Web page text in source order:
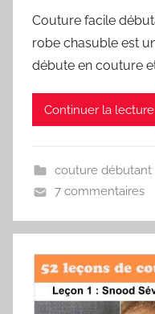
Couture facile
robe chasuble est
débute en couture
Continuer la lecture
couture débutant
7 commentaires